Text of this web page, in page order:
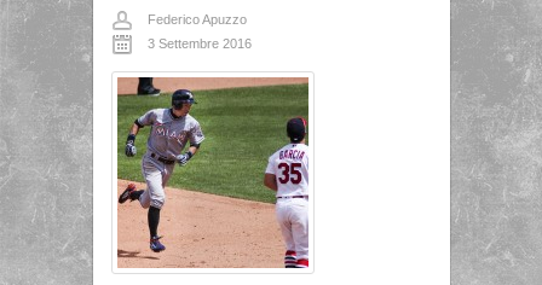
Federico Apuzzo
3 Settembre 2016